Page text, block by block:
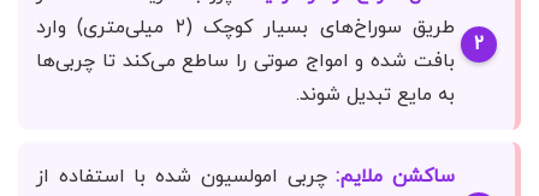
طریق سوراخ‌های بسیار کوچک (۲ میلی‌متری) وارد
بافت شده و امواج صوتی را ساطع می‌کند تا چربی‌ها
به مایع تبدیل شوند.
ساکشن ملایم:چربی امولسیون شده با استفاده از